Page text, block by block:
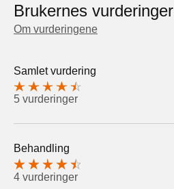
Brukernes vurderinger
Om vurderingene
Samlet vurdering
5 vurderinger
Behandling
4 vurderinger